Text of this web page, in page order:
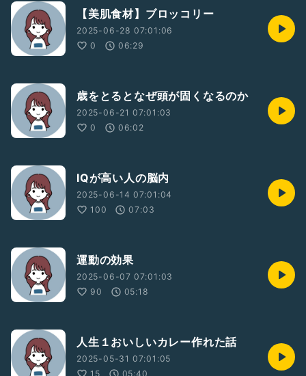
【美肌食材】ブロッコリー
2025-06-28 07:01:06
0
06:29
歳をとるとなぜ頭が固くなるのか
2025-06-21 07:01:03
0
06:02
IQが高い人の脳内
2025-06-14 07:01:04
100
07:03
運動の効果
2025-06-07 07:01:03
90
05:18
人生１おいしいカレー作れた話
2025-05-31 07:01:05
15
05:40